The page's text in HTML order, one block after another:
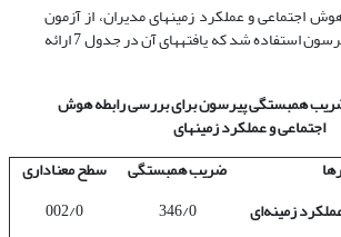
اجتماعی و عملکرد زمینه­ای مدیران، از آزمون
ضریب همبستگی پیرسون استفاده شد که یافته­های آن در جدول 7 ارائه
ضریب همبستگی پیرسون برای بررسی رابطه هوش
اجتماعی و عملکرد زمینه­ای
ضریب همبستگی
سطح معنا­داری
زمینه‌ای
346/0
002/0